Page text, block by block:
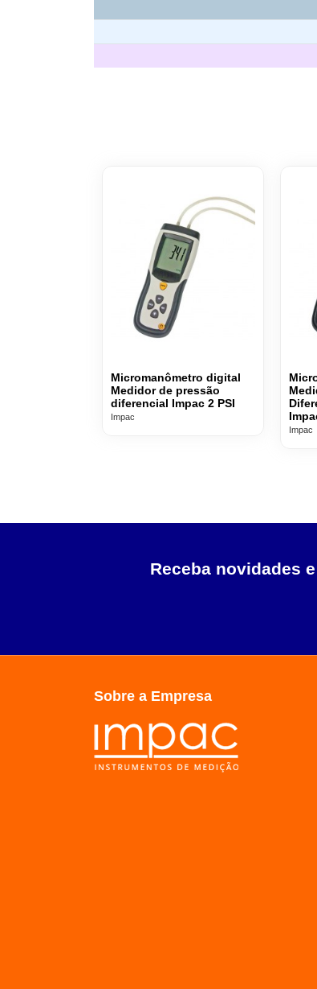
Micromanômetro digital
Medidor de pressão
diferencial Impac 2 PSI
Impac
Impac
Receba novidades
Sobre a Empresa